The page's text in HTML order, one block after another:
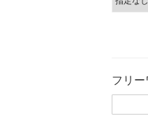
フリー